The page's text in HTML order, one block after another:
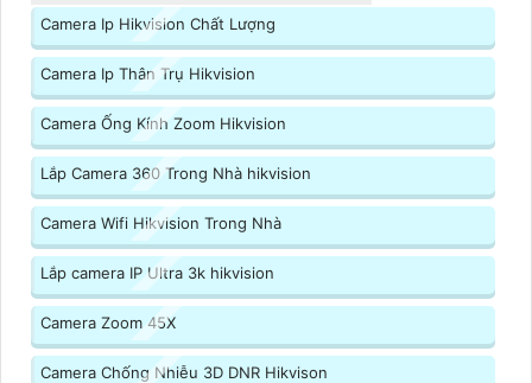
Camera Ip Hikvision Chất Lượng
Camera Ip Thân Trụ Hikvision
Camera Ống Kính Zoom Hikvision
Lắp Camera 360 Trong Nhà hikvision
Camera Wifi Hikvision Trong Nhà
Lắp camera IP Ultra 3k hikvision
Camera Zoom 45X
Camera Chống Nhiễu 3D DNR Hikvison